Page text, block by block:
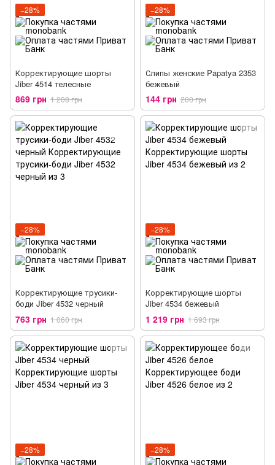
−28%
Корректирующие шорты
Jiber 4514 телесные
869 грн 1 208 грн
−28%
Слипы женские Papatya 2353
бежевый
144 грн 200 грн
−28%
Корректирующие трусики-
боди Jiber 4532 черный
763 грн 1 060 грн
−28%
Корректирующие шорты
Jiber 4534 бежевый
1 219 грн 1 693 грн
−28% −28%